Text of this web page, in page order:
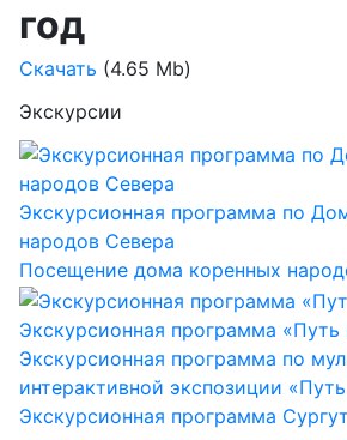
год
Скачать (4.65 Mb)
Экскурсии
Экскурсионная программа по
народов Севера
Посещение дома коренных
Экскурсионная программа
Экскурсионная программа по
интерактивной экспозиции
Экскурсионная программа